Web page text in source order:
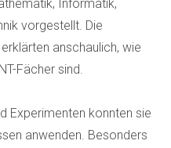
Informatik,
vorgestellt. Die
anschaulich, wie
Fächer sind.
Experimenten konnten sie
anwenden. Besonders